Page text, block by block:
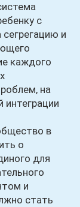
с
и
каждого
на
интеграции
в
о
для
и
стать